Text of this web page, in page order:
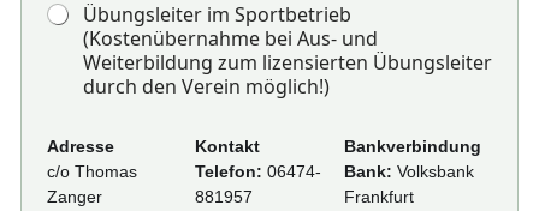
Übungsleiter im Sportbetrieb
(Kostenübernahme bei Aus- und
Weiterbildung zum lizensierten Übungsleiter
durch den Verein möglich!)
Adresse
c/o Thomas
Zanger
Kontakt
Telefon: 06474-
881957
Bankverbindung
Bank: Volksbank
Frankfurt